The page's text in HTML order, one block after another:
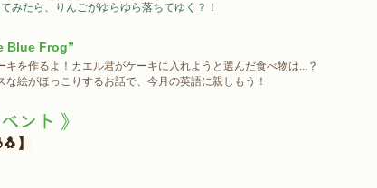
みたら、りんごがゆらゆら落ちてゆく？！
Blue Frog”
を作るよ！カエル君がケーキに入れようと選んだ食べ物は...？
絵がほっこりするお話で、今月の英語に親しもう！
ント 》
】